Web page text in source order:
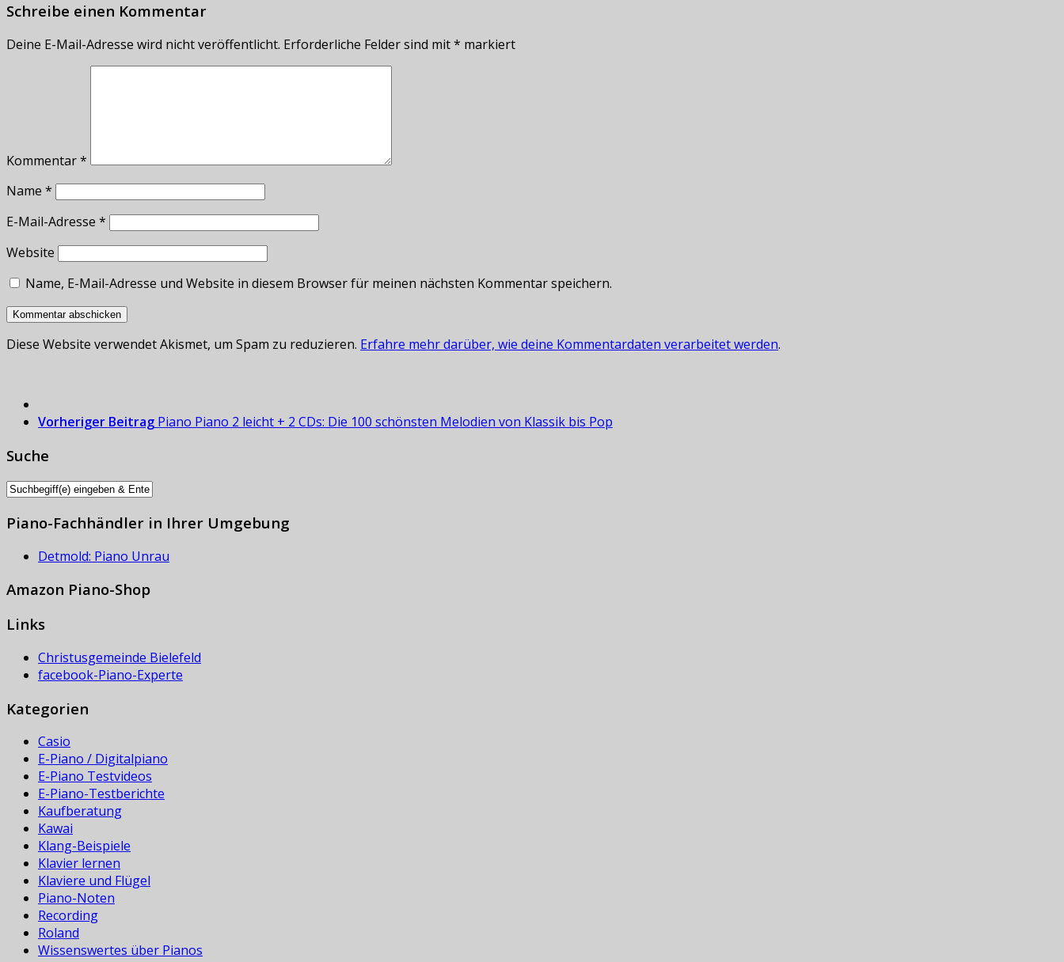
Schreibe einen Kommentar
Deine E-Mail-Adresse wird nicht veröffentlicht. Erforderliche Felder sind mit* markiert
Kommentar*
Name *
E-Mail-Adresse *
Website
Name, E-Mail-Adresse und Website in diesem Browser für meinen nächsten Kommentar speichern.
Diese Website verwendet Akismet, um Spam zu reduzieren. Erfahre mehr darüber, wie deine Kommentardaten verarbeitet werden.
Vorheriger Beitrag Piano Piano 2 leicht + 2 CDs: Die 100 schönsten Melodien von Klassik bis Pop
Suche
Piano-Fachhändler in Ihrer Umgebung
Detmold: Piano Unrau
Amazon Piano-Shop
Links
Christusgemeinde Bielefeld
facebook-Piano-Experte
Kategorien
Casio
E-Piano / Digitalpiano
E-Piano Testvideos
E-Piano-Testberichte
Kaufberatung
Kawai
Klang-Beispiele
Klavier lernen
Klaviere und Flügel
Piano-Noten
Recording
Roland
Wissenswertes über Pianos